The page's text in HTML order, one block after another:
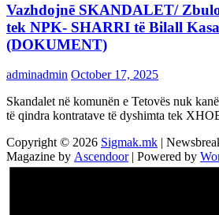
Vazhdojnē SKANDALET/
tek NPK- SHARRI të Bilall
(DOKUMENT)
adminadmin October 17, 2025
Skandalet në komunën e Tetovës nuk
të qindra kontratave të dyshimta tek
Copyright © 2026 Sigmak.mk |
Magazine by Ascendoor| Powered by